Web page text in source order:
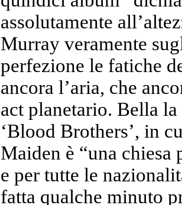
assolutamente
Murray veramente
perfezione le fatiche
ancora l’aria, che
act planetario. Bella
‘Blood Brothers’, in
Maiden è “una
e per tutte le
fatta qualche minuto